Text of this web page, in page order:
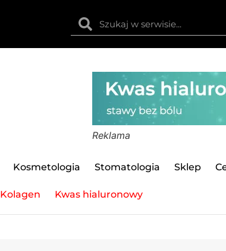
Reklama
Kosmetologia Stomatologia Sklep
Kolagen Kwas hialuronowy